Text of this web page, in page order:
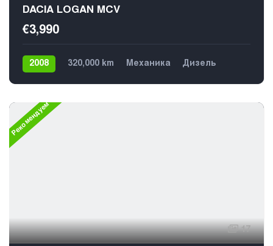
DACIA LOGAN MCV
€3,990
2008 320,000 km Механика
Дизель
Рекомендуем
17